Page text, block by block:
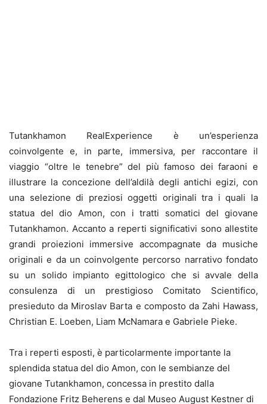
Tutankhamon RealExperience è un’esperienza
coinvolgente e, in parte, immersiva, per raccontare il
viaggio “oltre le tenebre” del più famoso dei faraoni e
illustrare la concezione dell’aldilà degli antichi egizi, con
una selezione di preziosi oggetti originali tra i quali la
statua del dio Amon, con i tratti somatici del giovane
Tutankhamon. Accanto a reperti significativi sono allestite
grandi proiezioni immersive accompagnate da musiche
originali e da un coinvolgente percorso narrativo fondato
su un solido impianto egittologico che si avvale della
consulenza di un prestigioso Comitato Scientifico,
presieduto da Miroslav Barta e composto da Zahi Hawass,
Christian E. Loeben, Liam McNamara e Gabriele Pieke.
Tra i reperti esposti, è particolarmente importante la
splendida statua del dio Amon, con le sembianze del
giovane Tutankhamon, concessa in prestito dalla
Fondazione Fritz Beherens e dal Museo August Kestner di